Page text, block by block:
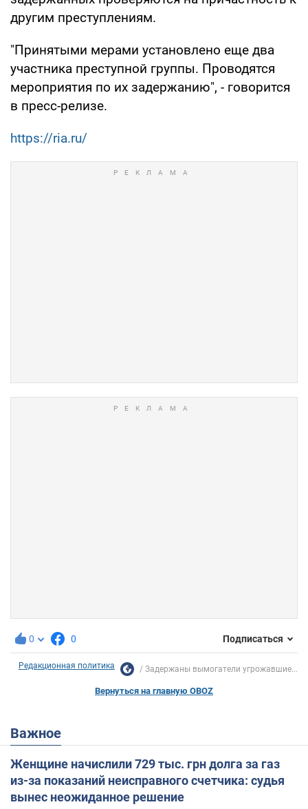
другим преступлениям.
"Принятыми мерами установлено еще два
участника преступной группы. Проводятся
мероприятия по их задержанию", - говорится
в пресс-релизе.
https://ria.ru/
0 0 Подписаться
Редакционная политика Задержаны вымогатели угрожавшие...
Вернуться на главную OBOZ
Важное
Женщине начислили 729 тыс. грн долга за газ
из-за показаний неисправного счетчика: судья
вынес неожиданное решение